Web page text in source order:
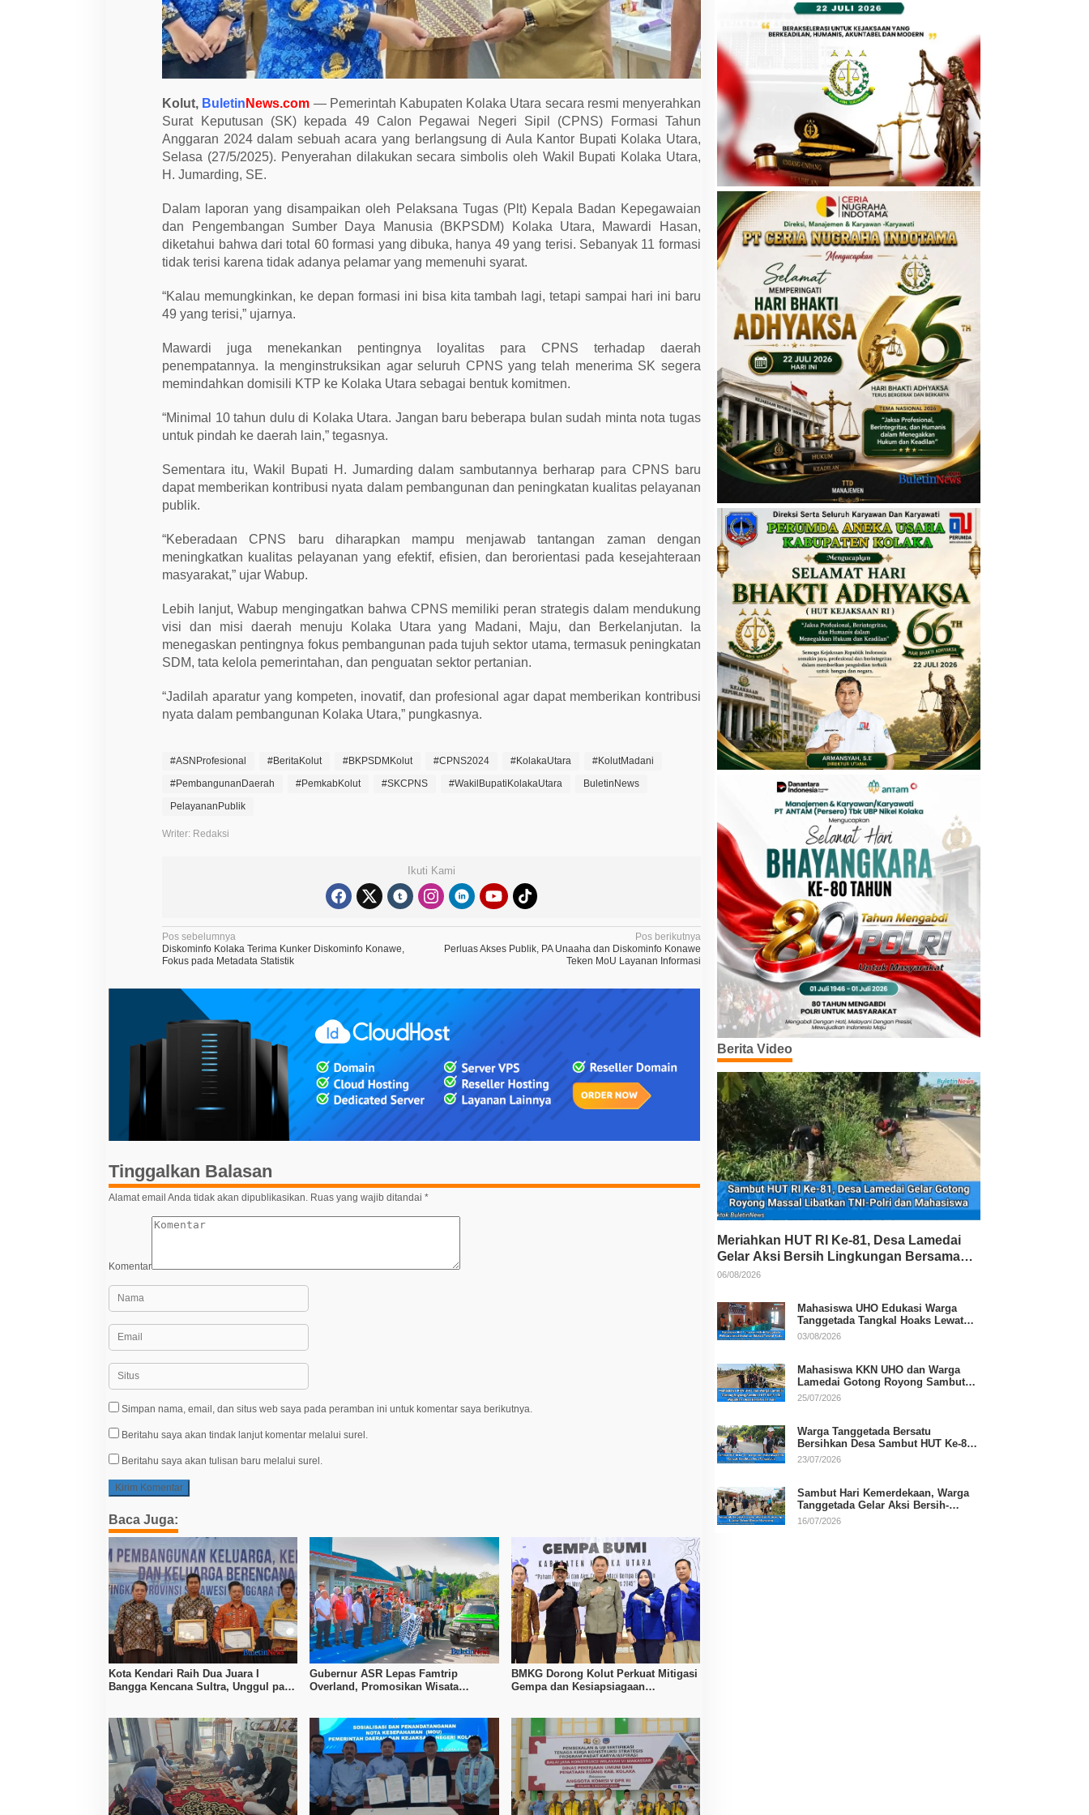
4
9
C
P
1
F
o
r
m
s
M
s
i
K
o
n
Kolut, Buletin News.com — Pemerintah Kabupaten Kolaka Utara secara resmi menyerahkan
Surat Keputusan (SK) kepada 49 Calon Pegawai Negeri Sipil (CPNS) Formasi Tahun
Anggaran 2024 dalam sebuah acara yang berlangsung di Aula Kantor Bupati Kolaka Utara,
Selasa (27/5/2025). Penyerahan dilakukan secara simbolis oleh Wakil Bupati Kolaka Utara,
H. Jumarding, SE.
Dalam laporan yang disampaikan oleh Pelaksana Tugas (Plt) Kepala Badan Kepegawaian
dan Pengembangan Sumber Daya Manusia (BKPSDM) Kolaka Utara, Mawardi Hasan,
diketahui bahwa dari total 60 formasi yang dibuka, hanya 49 yang terisi. Sebanyak 11 formasi
tidak terisi karena tidak adanya pelamar yang memenuhi syarat.
“Kalau memungkinkan, ke depan formasi ini bisa kita tambah lagi, tetapi sampai hari ini baru
49 yang terisi,” ujarnya.
Mawardi juga menekankan pentingnya loyalitas para CPNS terhadap daerah
penempatannya. Ia menginstruksikan agar seluruh CPNS yang telah menerima SK segera
memindahkan domisili KTP ke Kolaka Utara sebagai bentuk komitmen.
“Minimal 10 tahun dulu di Kolaka Utara. Jangan baru beberapa bulan sudah minta nota tugas
untuk pindah ke daerah lain,” tegasnya.
Sementara itu, Wakil Bupati H. Jumarding dalam sambutannya berharap para CPNS baru
dapat memberikan kontribusi nyata dalam pembangunan dan peningkatan kualitas pelayanan
publik.
“Keberadaan CPNS baru diharapkan mampu menjawab tantangan zaman dengan
meningkatkan kualitas pelayanan yang efektif, efisien, dan berorientasi pada kesejahteraan
masyarakat,” ujar Wabup.
Lebih lanjut, Wabup mengingatkan bahwa CPNS memiliki peran strategis dalam mendukung
visi dan misi daerah menuju Kolaka Utara yang Madani, Maju, dan Berkelanjutan. Ia
menegaskan pentingnya fokus pembangunan pada tujuh sektor utama, termasuk peningkatan
SDM, tata kelola pemerintahan, dan penguatan sektor pertanian.
“Jadilah aparatur yang kompeten, inovatif, dan profesional agar dapat memberikan kontribusi
nyata dalam pembangunan Kolaka Utara,” pungkasnya.
#ASNProfesional #BeritaKolut #BKPSDMKolut #CPNS2024 #KolakaUtara
#KolutMadani
#PembangunanDaerah
#PemkabKolut #SKCPNS #WakilBupatiKolakaUtara
BuletinNews
PelayananPublik
Writer: Redaksi
Ikuti Kami
N
a
v
g
a
Pos sebelumnya
Diskominfo Kolaka Terima Kunker Diskominfo Konawe,
Fokus pada Metadata Statistik
Pos berikutnya
Perluas Akses Publik, PA Unaaha dan Diskominfo Konawe
Teken MoU Layanan Informasi
Tinggalkan Balasan
Alamat email Anda tidak akan dipublikasikan. Ruas yang wajib ditandai *
Komentar
Simpan nama, email, dan situs web saya pada peramban ini untuk komentar saya berikutnya.
Beritahu saya akan tindak lanjut komentar melalui surel.
Beritahu saya akan tulisan baru melalui surel.
Baca Juga:
Kota Kendari Raih Dua Juara I
Bangga Kencana Sultra, Unggul pada
Gubernur ASR Lepas Famtrip
Overland, Promosikan Wisata
BMKG Dorong Kolut Perkuat Mitigasi
Gempa dan Kesiapsiagaan
Berita Video
Meriahkan HUT RI Ke-81, Desa Lamedai
Gelar Aksi Bersih Lingkungan Bersama
TNI-Polri
06/08/2026
Mahasiswa UHO Edukasi Warga
Tanggetada Tangkal Hoaks Lewat
Program Literasi
03/08/2026
Mahasiswa KKN UHO dan Warga
Lamedai Gotong Royong Sambut
HUT Ke-81 RI
25/07/2026
Warga Tanggetada Bersatu
Bersihkan Desa Sambut HUT Ke-81
RI
23/07/2026
Sambut Hari Kemerdekaan, Warga
Tanggetada Gelar Aksi Bersih-
Bersih Desa
16/07/2026